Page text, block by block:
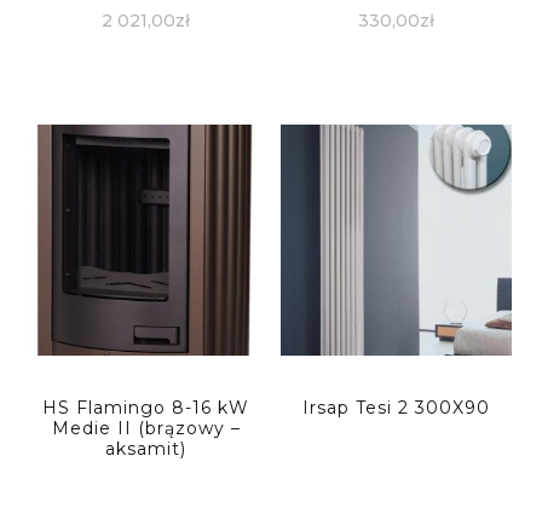
2 021,00zł 330,00zł
HS Flamingo 8-16 kW
Medie II (brązowy –
aksamit)
Irsap Tesi 2 300X90